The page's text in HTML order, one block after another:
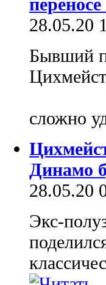
28.05.20
Бывший
сложно
Динамо
28.05.20
Экс-